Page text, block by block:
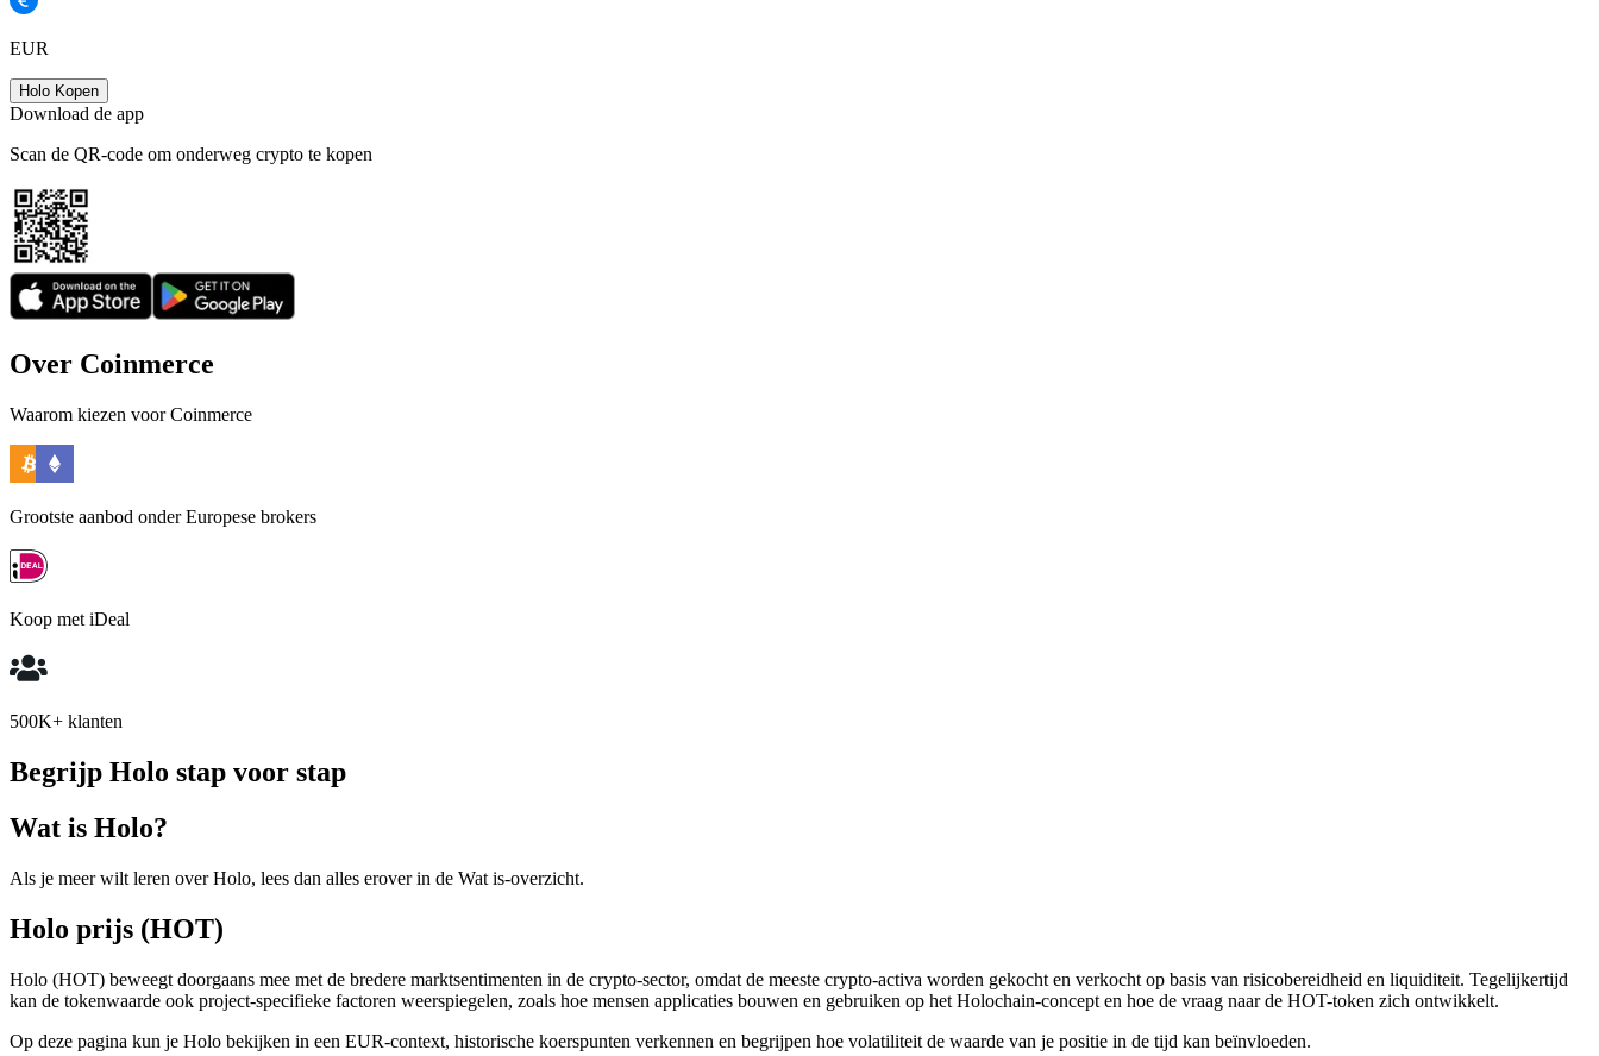
EUR
Holo Kopen
Download de app
Scan de QR-code om onderweg crypto te kopen
Over Coinmerce
Waarom kiezen voor Coinmerce
Grootste aanbod onder Europese brokers
Koop met iDeal
500K+ klanten
Begrijp Holo stap voor stap
Wat is Holo?
Als je meer wilt leren over Holo, lees dan alles erover in de Wat is-overzicht.
Holo prijs (HOT)
Holo (HOT) beweegt doorgaans mee met de bredere marktsentimenten in de crypto-sector, omdat de meeste crypto-activa worden gekocht en verkocht op basis van risicobereidheid en liquiditeit. Tegelijkertijd
kan de tokenwaarde ook project-specifieke factoren weerspiegelen, zoals hoe mensen applicaties bouwen en gebruiken op het Holochain-concept en hoe de vraag naar de HOT-token zich ontwikkelt.
Op deze pagina kun je Holo bekijken in een EUR-context, historische koerspunten verkennen en begrijpen hoe volatiliteit de waarde van je positie in de tijd kan beïnvloeden.